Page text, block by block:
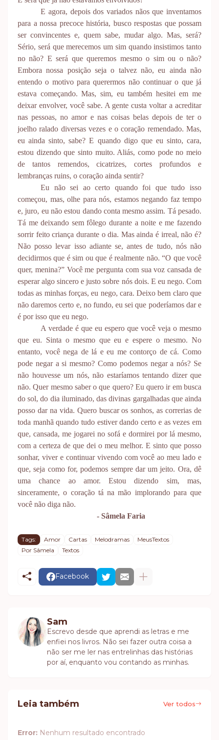
E agora, depois dos variados nãos que inventamos
para a nossa precoce história, busco respostas que possam
ser convincentes e, quem sabe, mudar algo. Mas, será?
Sério, será que merecemos um sim quando insistimos tanto
no não? E será que queremos mesmo o sim ou o não?
Embora nossa posição seja o talvez não, eu ainda não
entendo o motivo para querermos não continuar o que já
estava começando. Mas, sim, eu também hesitei em me
deixar envolver, você sabe. A gente custa voltar a acreditar
nas pessoas, no amor e nas coisas belas depois de ter o
joelho ralado diversas vezes e o coração remendado. Mas,
eu ainda sinto, sabe? E quando digo que eu sinto, cara,
estou dizendo que sinto muito. Aliás, como pode no meio
de tantos remendos, cicatrizes, cortes profundos e
lembranças ruins, o coração ainda sentir?
Eu não sei ao certo quando foi que tudo isso
começou, mas, olhe para nós, estamos negando faz tempo
e, juro, eu não estou dando conta mesmo assim. Tá pesado.
Tá me deixando sem fôlego durante a noite e me fazendo
sorrir feito criança durante o dia. Mas ainda é irreal, não é?
Não posso levar isso adiante se, antes de tudo, nós não
decidirmos que é sim ou que é realmente não. “O que você
quer, menina?” Você me pergunta com sua voz cansada de
esperar algo sincero e justo sobre nós dois. E eu nego. Com
todas as minhas forças, eu nego, cara. Deixo bem claro que
não daremos certo e, no fundo, eu sei que poderíamos dar e
é por isso que eu nego.
A verdade é que eu espero que você veja o mesmo
que eu. Sinta o mesmo que eu e espere o mesmo. No
entanto, você nega de lá e eu me contorço de cá. Como
pode negar a si mesmo? Como podemos negar a nós? Se
não houvesse um nós, não estaríamos tentando dizer que
não. Quer mesmo saber o que quero? Eu quero ir em busca
do sol, do dia iluminado, das divinas gargalhadas que ainda
posso dar na vida. Quero buscar os sonhos, as correrias de
toda manhã quando tudo estiver dando certo e as vezes em
que, cansada, me jogarei no sofá e dormirei por lá mesmo,
com a certeza de que dei o meu melhor. E sinto que posso
sonhar, viver e continuar vivendo com você ao meu lado e
que, seja como for, podemos sempre dar um jeito. Ora, dê
uma chance ao amor. Estou dizendo sim, mas,
sinceramente, o coração tá na mão implorando para que
você não diga não.
- Sâmela Faria
Tags: Amor Cartas Melodramas
MeusTextos
Por Sâmela
Textos
Facebook
Sam
Escrevo desde que aprendi as letras e me
enfiei nos livros. Não sei fazer outra coisa a
não ser me ler nas entrelinhas das histórias
por aí, enquanto vou contando as minhas.
Leia também Ver todos
Error: Nenhum resultado encontrado